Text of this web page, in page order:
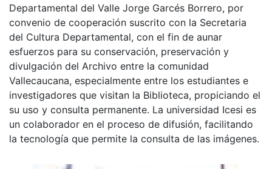
Departamental del Valle Jorge Garcés Borrero, por
convenio de cooperación suscrito con la Secretaria
del Cultura Departamental, con el fin de aunar
esfuerzos para su conservación, preservación y
divulgación del Archivo entre la comunidad
Vallecaucana, especialmente entre los estudiantes e
investigadores que visitan la Biblioteca, propiciando el
su uso y consulta permanente. La universidad Icesi es
un colaborador en el proceso de difusión, facilitando
la tecnología que permite la consulta de las imágenes.